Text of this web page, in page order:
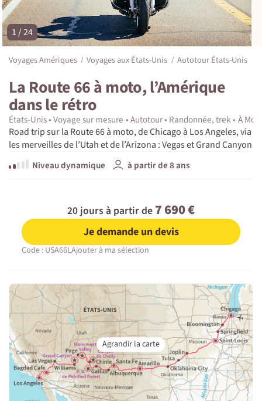
©
1 / 24
Voyages Amériques Voyages aux États-Unis Autotour États-Unis
La Route 66 à moto, l’Amérique
dans le rétro
États-Unis Voyage sur mesure Autotour Randonnée, trek À
Road trip sur la Route 66 à moto, de Chicago à Los Angeles, via
les merveilles de l’Utah et de l’Arizona : Vegas et Grand Canyon
Niveau dynamique
à partir de 8 ans
20 jours à partir de 7 690 €
Je demande un devis
Code : USA66LAjouter à ma sélection